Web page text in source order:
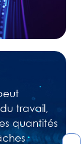
travail,
quantités